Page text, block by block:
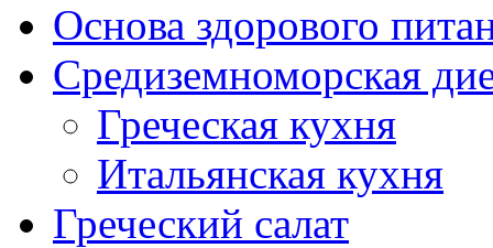
Основа здорового
Средиземноморская
Греческая кухня
Итальянская кухня
Греческий салат